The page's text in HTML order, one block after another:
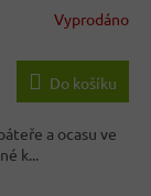
Vyprodáno
Do košíku
a ocasu ve
k...